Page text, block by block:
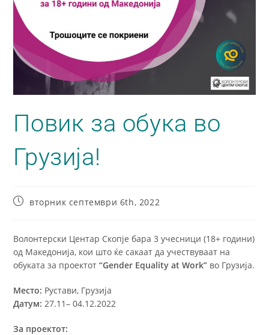
Повик за обука во
Грузија!
вторник септември 6th, 2022
Волонтерски Центар Скопје бара 3 учесници (18+ години)
од Македонија, кои што ќе сакаат да учествуваат на
oбуката за проектот“Gender Equality at Work” во Грузија.
Место: Рустави, Грузија
Датум: 27.11– 04.12.2022
За проектот: